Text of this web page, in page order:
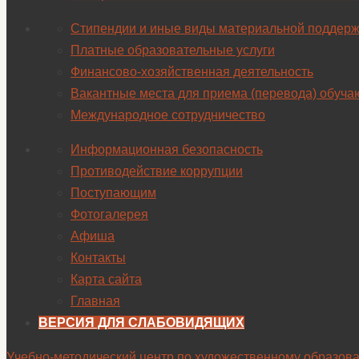
Стипендии и иные виды материальной
Платные образовательные услуги
Финансово-хозяйственная деятельность
Вакантные места для приема (перевода)
Международное сотрудничество
Информационная безопасность
Противодействие коррупции
Поступающим
Фотогалерея
Афиша
Контакты
Карта сайта
Главная
ВЕРСИЯ ДЛЯ СЛАБОВИДЯЩИХ